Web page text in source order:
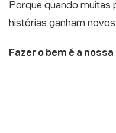
Porque quando muitas
histórias ganham
Fazer o bem é a nossa